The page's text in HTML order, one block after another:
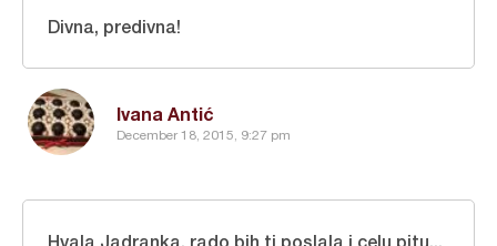
Ivana Antić
December 18, 2015, 9:27 pm
Divna, predivna!
Hvala Jadranka, rado bih ti poslala i celu pitu...